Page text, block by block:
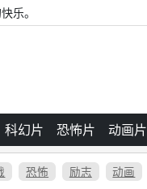
乐。
科幻片 恐怖片 动画片
恐怖 励志 动画